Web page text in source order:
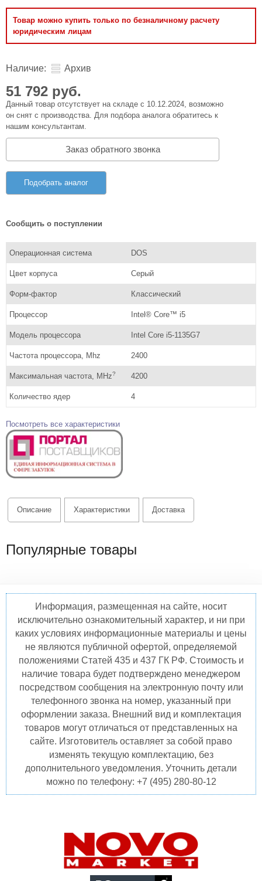
Товар можно купить только по безналичному расчету
юридическим лицам
Наличие: Архив
51 792 руб.
Данный товар отсутствует на складе с 10.12.2024, возможно
он снят с производства. Для подбора аналога обратитесь к
нашим консультантам.
Заказ обратного звонка
Подобрать аналог
Сообщить о поступлении
Операционная система DOS
Цвет корпуса Серый
Форм-фактор Классический
Процессор Intel® Core™ i5
Модель процессора Intel Core i5-1135G7
Частота процессора, Mhz 2400
Максимальная частота, MHz? 4200
Количество ядер 4
Посмотреть все характеристики
Описание Характеристики Доставка
Популярные товары
Информация, размещенная на сайте, носит
исключительно ознакомительный характер, и ни при
каких условиях информационные материалы и цены
не являются публичной офертой, определяемой
положениями Статей 435 и 437 ГК РФ. Стоимость и
наличие товара будет подтверждено менеджером
посредством сообщения на электронную почту или
телефонного звонка на номер, указанный при
оформлении заказа. Внешний вид и комплектация
товаров могут отличаться от представленных на
сайте. Изготовитель оставляет за собой право
изменять текущую комплектацию, без
дополнительного уведомления. Уточнить детали
можно по телефону: +7 (495) 280-80-12